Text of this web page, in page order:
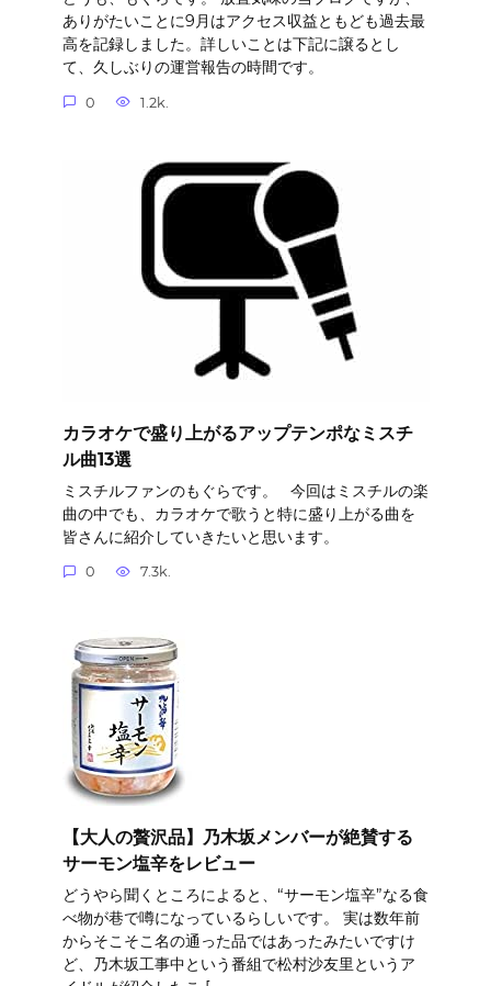
ありがたいことに9月はアクセス収益ともども過去最
高を記録しました。詳しいことは下記に譲るとし
て、久しぶりの運営報告の時間です。
0 1.2k.
カラオケで盛り上がるアップテンポなミスチ
ル曲13選
ミスチルファンのもぐらです。 今回はミスチルの楽
曲の中でも、カラオケで歌うと特に盛り上がる曲を
皆さんに紹介していきたいと思います。
0 7.3k.
【大人の贅沢品】乃木坂メンバーが絶賛する
サーモン塩辛をレビュー
どうやら聞くところによると、“サーモン塩辛”なる食
べ物が巷で噂になっているらしいです。 実は数年前
からそこそこ名の通った品ではあったみたいですけ
ど、乃木坂工事中という番組で松村沙友里というア